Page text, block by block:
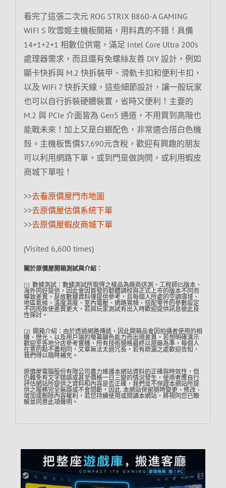
看完了這張二次元 ROG STRIX B860-A GAMING
WIFI S 吹雪姬主機板開箱，用料真的不錯！具備
14+1+2+1 相數位供電，滿足 Intel Core Ultra 200s
處理器需求，而且還有免螺絲友善 DIY 設計，例如
顯卡快拆與 M.2 快拆裝甲、滑軌卡扣和便利卡扣，
以及 WiFi 7 快拆天線，這些細節設計，讓一般玩家
也可以自行拆裝硬體裝置，省時又便利！主要的
M.2 與 PCIe 介面皆為 Gen5 通道，不用買到高階也
能戰未來！加上又是白銀配色，非常適合搭白色機
殼。主機板售價$7,690元含稅，歡迎有興趣的朋友
可以利用網路下單，或到門是做詢問，或利用蝦皮
商城下單啦！
>>去看原價屋門市地圖
>>去原價屋估價系統下單
>>去原價屋蝦皮商城下單
(Visited 6,600 times)
關於原價屋開箱測試與介紹︰
(1) 數據測試：數據測試所取得之樣品為廠商送測、工程師ES版本、
海外同好提供，因此會因首發的韌體調校與正式上市的版本不同而
導致差異，是故數據資料僅提供參考，且每個人所處的空調環境、
地區氣候、溫度濕度、室內電壓、網路寬頻、搭配零件的參數設定
不同而致使差異更大，若與玩家測試有出入時歡迎提供訊息彼此良
性探討。
(2) 開箱介紹：由於透過網路傳遞，因此開箱品會因拍攝者使用的相
機、燈光、以及用戶端的螢幕顯色能力而出現差異，若想明確演示
歡迎至各地分店參考實機，所有技術規格最終以原廠為準，每個人
在意的點不盡相同，文章無法太過冗長，若有疏漏之處歡迎告知，
我們得以隨時補充。
原價屋電腦股份有限公司盡力維護本網站資料的正確與時效性，但
仍難免有文字錯誤或甚至價格一日三變的情況發生，使用者應自行
評估網站所提供之資料和內容是否正確，我們並不保證本網站所提
供之服務完全無誤或不會間斷，因此…本網站保留隨時變更、修改、
增加或刪除內容權利，若您持續使用或閱讀本網站，將視同您已瞭
解並同意此項聲明。